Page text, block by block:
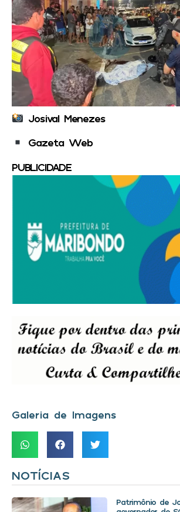
Josival Menezes
Gazeta Web
PUBLICIDADE
Galeria de Imagens
NOTÍCIAS
Patrimônio de